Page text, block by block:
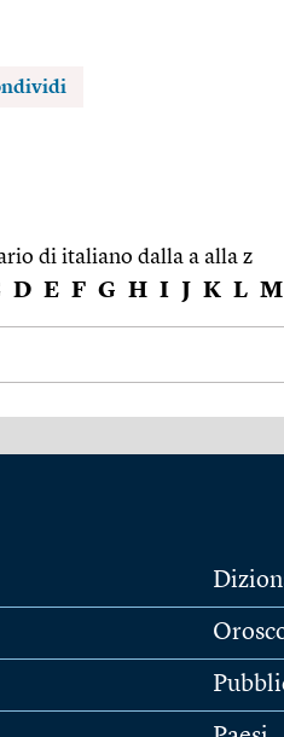
di italiano dalla a alla z
D E F G H I J K L M